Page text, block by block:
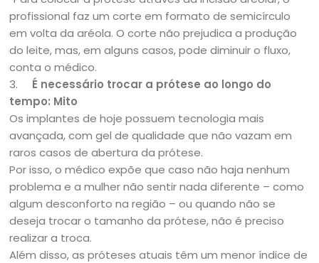
profissional faz um corte em formato de semicírculo
em volta da aréola. O corte não prejudica a produção
do leite, mas, em alguns casos, pode diminuir o fluxo,
conta o médico.
3. É necessário trocar a prótese ao longo do
tempo: Mito
Os implantes de hoje possuem tecnologia mais
avançada, com gel de qualidade que não vazam em
raros casos de abertura da prótese.
Por isso, o médico expõe que caso não haja nenhum
problema e a mulher não sentir nada diferente – como
algum desconforto na região – ou quando não se
deseja trocar o tamanho da prótese, não é preciso
realizar a troca.
Além disso, as próteses atuais têm um menor índice de